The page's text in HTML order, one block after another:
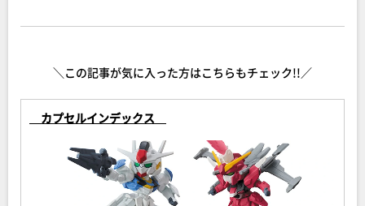
＼この記事が気に入った方はこちらもチェック!!／
カプセルインデックス